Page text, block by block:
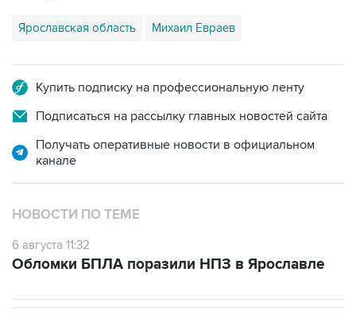
Ярославская область Михаил Евраев
Купить подписку на профессиональную ленту
Подписаться на рассылку главных новостей сайта
Получать оперативные новости в официальном
канале
НОВОСТИ ПО ТЕМЕ
6 августа 11:32
Обломки БПЛА поразили НПЗ в Ярославле